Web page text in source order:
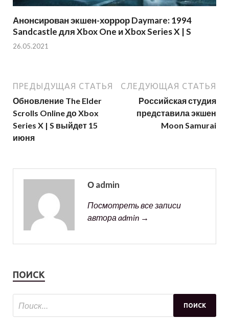
Анонсирован экшен-хоррор Daymare: 1994
Sandcastle для Xbox One и Xbox Series X | S
26.05.2021
ПРЕДЫДУЩАЯ СТАТЬЯ
Обновление The Elder
Scrolls Online до Xbox
Series X | S выйдет 15
июня
СЛЕДУЮЩАЯ СТАТЬЯ
Российская студия
представила экшен
Moon Samurai
О admin
Посмотреть все записи
автора admin →
ПОИСК